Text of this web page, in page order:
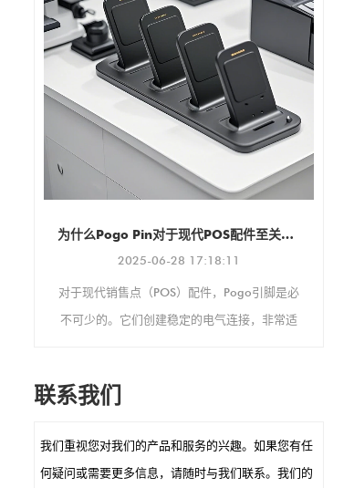
75x75mm 安装标准，确保与
各种支架和显示器兼容。它还
支持纵向和横向两种显示方
向，可根据您的具体需求进行
调整。
Goochain亮相2025年德国柏林国际电子消费品展览会
2025-08-13 20:19:25
我们非常高兴地宣布，东莞谷诚科技有限公司
将于今年9月参加在柏林举办的2025年国际电
子消费品展览会（IFA 2025）。
联系我们
我们重视您对我们的产品和服务的兴趣。如果您有任
何疑问或需要更多信息，请随时与我们联系。我们的